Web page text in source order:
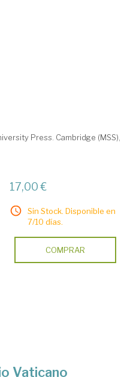
Press. Cambridge (MSS),
17,00 €
Sin Stock. Disponible en
7/10 días.
COMPRAR
Vaticano